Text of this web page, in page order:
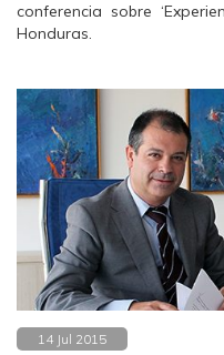
conferencia sobre
Honduras.
14 Jul 2015